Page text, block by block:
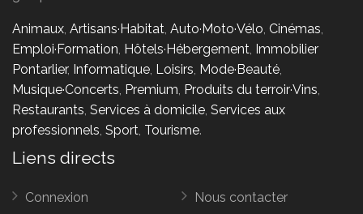
Animaux, Artisans·Habitat, Auto·Moto·Vélo, Cinémas,
Emploi·Formation, Hôtels·Hébergement, Immobilier
Pontarlier, Informatique, Loisirs, Mode·Beauté,
Musique·Concerts, Premium, Produits du terroir·Vins,
Restaurants, Services à domicile, Services aux
professionnels, Sport, Tourisme.
Liens directs
Connexion
Nous contacter